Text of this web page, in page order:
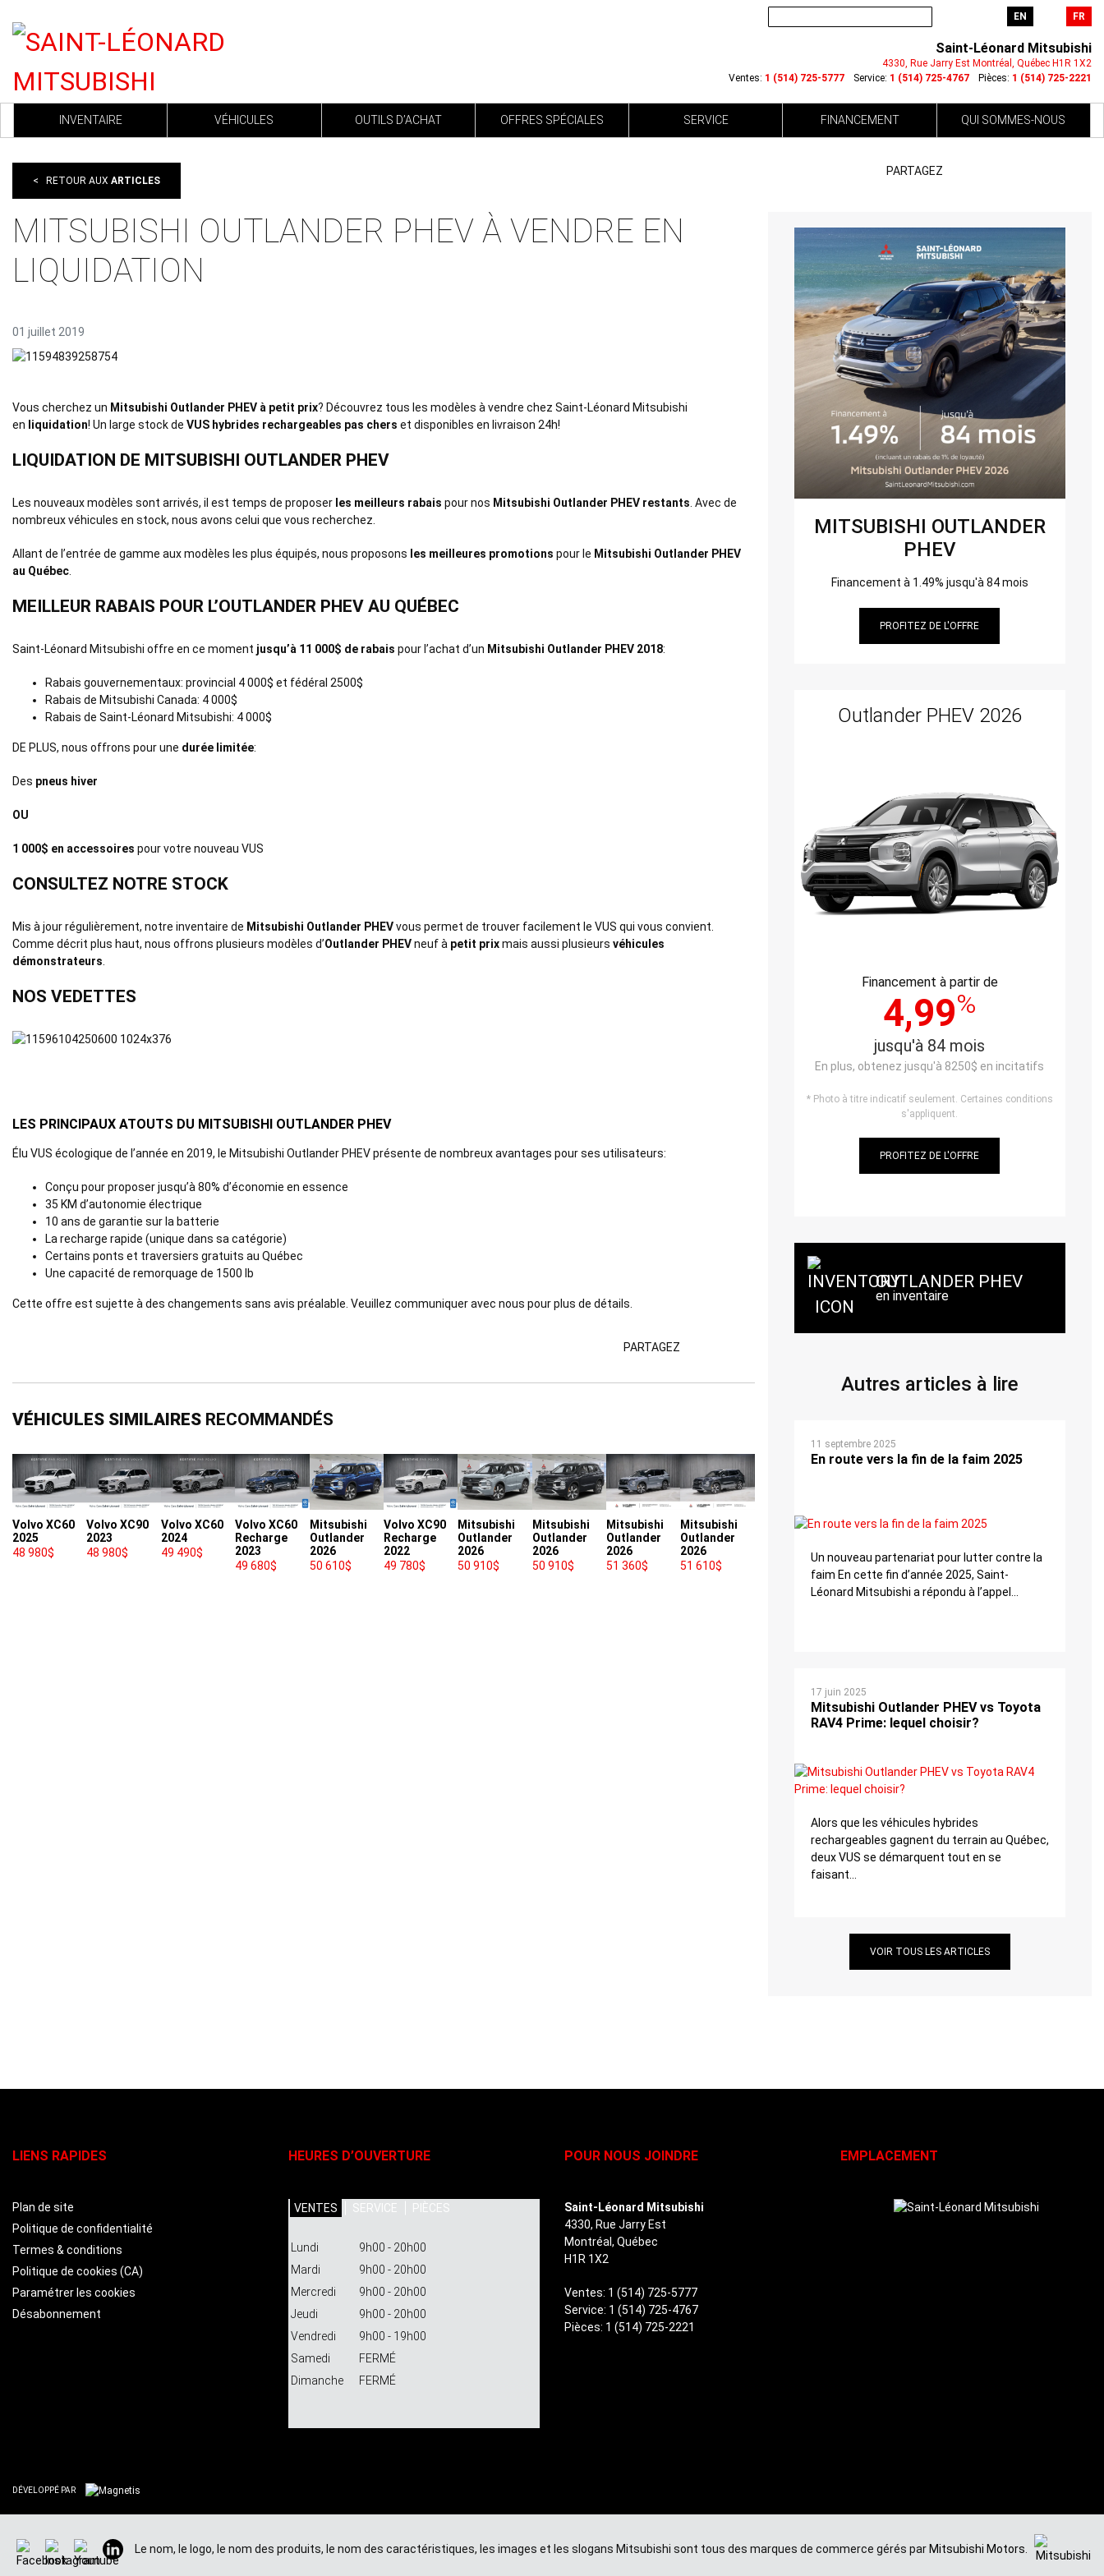
EN FR
Saint-Léonard Mitsubishi
4330, Rue Jarry Est Montréal Québec H1R 1X2
Ventes: 1 (514) 725-5777 Service: 1 (514) 725-4767 Pièces: 1 (514) 725-2221
INVENTAIRE VÉHICULES OUTILS D’ACHAT OFFRES SPÉCIALES SERVICE FINANCEMENT QUI SOMMES-NOUS
< RETOUR AUX ARTICLES
PARTAGEZ
MITSUBISHI OUTLANDER PHEV À VENDRE EN
LIQUIDATION
01 juillet 2019
Vous cherchez un Mitsubishi Outlander PHEV à petit prix? Découvrez tous les modèles à vendre chez Saint-Léonard Mitsubishi
en liquidation! Un large stock de VUS hybrides rechargeables pas chers et disponibles en livraison 24h!
LIQUIDATION DE MITSUBISHI OUTLANDER PHEV
Les nouveaux modèles sont arrivés, il est temps de proposer les meilleurs rabais pour nos Mitsubishi Outlander PHEV restants . Avec de
nombreux véhicules en stock, nous avons celui que vous recherchez.
Allant de l’entrée de gamme aux modèles les plus équipés, nous proposons les meilleures promotions pour le Mitsubishi Outlander PHEV
au Québec
MEILLEUR RABAIS POUR L’OUTLANDER PHEV AU QUÉBEC
Saint-Léonard Mitsubishi offre en ce moment jusqu’à 11 000$ de rabais pour l’achat d’un Mitsubishi Outlander PHEV 2018:
Rabais gouvernementaux: provincial 4 000$ et fédéral 2500$
Rabais de Mitsubishi Canada: 4 000$
Rabais de Saint-Léonard Mitsubishi: 4 000$
DE PLUS, nous offrons pour une durée limitée:
Des pneus hiver
OU
1 000$ en accessoires pour votre nouveau VUS
CONSULTEZ NOTRE STOCK
Mis à jour régulièrement, notre inventaire de Mitsubishi Outlander PHEVvous permet de trouver facilement le VUS qui vous convient.
Comme décrit plus haut, nous offrons plusieurs modèles d’Outlander PHEVneuf à petit prixmais aussi plusieurs véhicules
démonstrateurs
NOS VEDETTES
LES PRINCIPAUX ATOUTS DU MITSUBISHI OUTLANDER PHEV
Élu VUS écologique de l’année en 2019, le Mitsubishi Outlander PHEV présente de nombreux avantages pour ses utilisateurs:
Conçu pour proposer jusqu’à 80% d’économie en essence
35 KM d’autonomie électrique
10 ans de garantie sur la batterie
La recharge rapide (unique dans sa catégorie)
Certains ponts et traversiers gratuits au Québec
Une capacité de remorquage de 1500 lb
Cette offre est sujette à des changements sans avis préalable. Veuillez communiquer avec nous pour plus de détails.
PARTAGEZ
VÉHICULES SIMILAIRES RECOMMANDÉS
Volvo XC60
2025
48 980$
Volvo XC90
2023
48 980$
Volvo XC60
2024
49 490$
Volvo XC60
Recharge
2023
49 680$
Mitsubishi
Outlander
2026
50 610$
Volvo XC90
Recharge
2022
49 780$
Mitsubishi
Outlander
2026
50 910$
Mitsubishi
Outlander
2026
50 910$
Mitsubishi
Outlander
2026
51 360$
Mitsubishi
Outlander
2026
51 610$
MITSUBISHI OUTLANDER
PHEV
Financement à 1.49% jusqu'à 84 mois
PROFITEZ DE L'OFFRE
Outlander PHEV 2026
Financement à partir de
4,99%
jusqu'à 84 mois
En plus, obtenez jusqu'à 8250$ en incitatifs
* Photo à titre indicatif seulement. Certaines conditions
s'appliquent.
PROFITEZ DE L'OFFRE
OUTLANDER PHEV
en inventaire
Autres articles à lire
11 septembre 2025
En route vers la fin de la faim 2025
Un nouveau partenariat pour lutter contre la
faim En cette fin d’année 2025, Saint-
Léonard Mitsubishi a répondu à l’appel...
17 juin 2025
Mitsubishi Outlander PHEV vs Toyota
RAV4 Prime: lequel choisir?
Alors que les véhicules hybrides
rechargeables gagnent du terrain au Québec,
deux VUS se démarquent tout en se
faisant...
VOIR TOUS LES ARTICLES
LIENS RAPIDES
Plan de site
Politique de confidentialité
Termes & conditions
Politique de cookies (CA)
Paramétrer les cookies
Désabonnement
HEURES D’OUVERTURE
VENTES SERVICE PIÈCES
Lundi
9h00 - 20h00
Mardi
9h00 - 20h00
Mercredi
9h00 - 20h00
Jeudi
9h00 - 20h00
Vendredi
9h00 - 19h00
Samedi
FERMÉ
Dimanche
FERMÉ
POUR NOUS JOINDRE
Saint-Léonard Mitsubishi
4330, Rue Jarry Est
Montréal , Québec
H1R 1X2
Ventes: 1 (514) 725-5777
Service: 1 (514) 725-4767
Pièces: 1 (514) 725-2221
EMPLACEMENT
DÉVELOPPÉ PAR
Le nom, le logo, le nom des produits, le nom des caractéristiques, les images et les slogans Mitsubishi sont tous des marques de commerce gérés par Mitsubishi Motors